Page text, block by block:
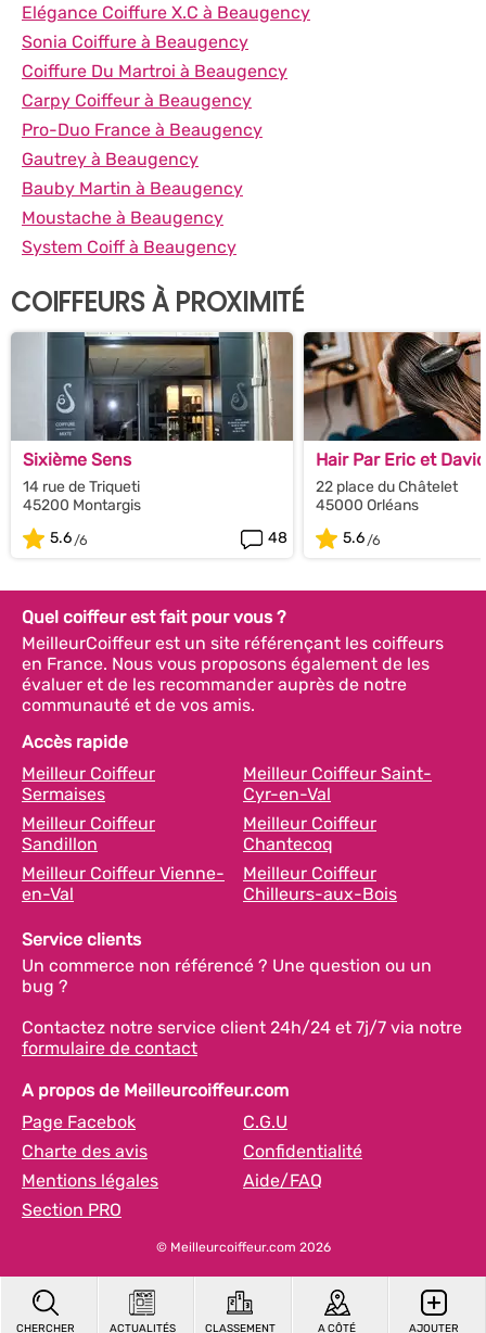
CHERCHER ACTUALITÉS CLASSEMENT A CÔTÉ AJOUTER
Elégance Coiffure X.C à Beaugency
Sonia Coiffure à Beaugency
Coiffure Du Martroi à Beaugency
Carpy Coiffeur à Beaugency
Pro-Duo France à Beaugency
Gautrey à Beaugency
Bauby Martin à Beaugency
Moustache à Beaugency
System Coiff à Beaugency
COIFFEURS À PROXIMITÉ
Sixième Sens
14 rue de Triqueti
45200 Montargis
5.6
48
Hair Par Eric et David
22 place du Châtelet
45000 Orléans
5.6
Quel coiffeur est fait pour vous ?
MeilleurCoiffeur est un site référençant les coiffeurs
en France. Nous vous proposons également de les
évaluer et de les recommander auprès de notre
communauté et de vos amis.
Accès rapide
Meilleur Coiffeur
Sermaises
Meilleur Coiffeur Saint-
Cyr-en-Val
Meilleur Coiffeur
Sandillon
Meilleur Coiffeur
Chantecoq
Meilleur Coiffeur Vienne-
en-Val
Meilleur Coiffeur
Chilleurs-aux-Bois
Service clients
Un commerce non référencé ? Une question ou un
bug ?
Contactez notre service client 24h/24 et 7j/7 via notre
formulaire de contact
A propos de Meilleurcoiffeur.com
Page Facebok
C.G.U
Charte des avis
Confidentialité
Mentions légales
Aide/FAQ
Section PRO
© Meilleurcoiffeur.com 2026